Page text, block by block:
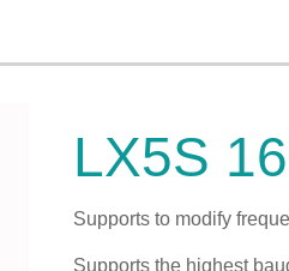
LX5S
Supports to modify
Supports the highest